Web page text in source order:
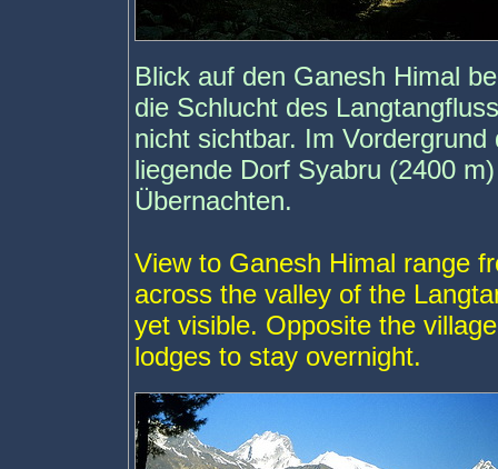
Blick auf den Ganesh Himal
die Schlucht des
nicht sichtbar. Im
liegende Dorf Syabru (2400
Übernachten.
View to Ganesh Himal range
across the valley of the
yet visible. Opposite the
lodges to stay overnight.